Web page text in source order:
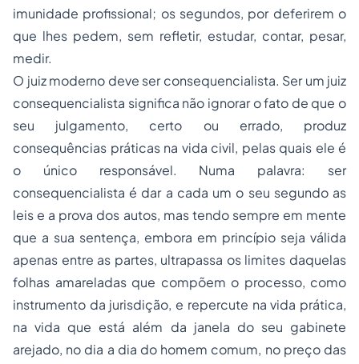
imunidade profissional; os segundos, por deferirem o
que lhes pedem, sem refletir, estudar, contar, pesar,
medir.
O juiz moderno deve ser consequencialista. Ser um juiz
consequencialista significa não ignorar o fato de que o
seu julgamento, certo ou errado, produz
consequências práticas na vida civil, pelas quais ele é
o único responsável. Numa palavra: ser
consequencialista é dar a cada um o seu segundo as
leis e a prova dos autos, mas tendo sempre em mente
que a sua sentença, embora em princípio seja válida
apenas entre as partes, ultrapassa os limites daquelas
folhas amareladas que compõem o processo, como
instrumento da jurisdição, e repercute na vida prática,
na vida que está além da janela do seu gabinete
arejado, no dia a dia do homem comum, no preço das